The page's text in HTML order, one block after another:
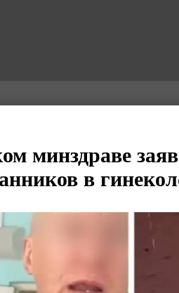
минздраве
в